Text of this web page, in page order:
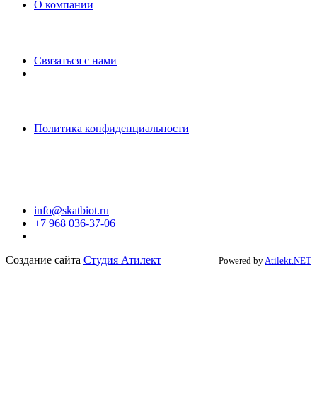
O компании
Связаться с нами
Политика конфиденциальности
info@skatbiot.ru
+7 968 036-37-06
Создание сайта Студия Атилект Powered byAtilekt.NET